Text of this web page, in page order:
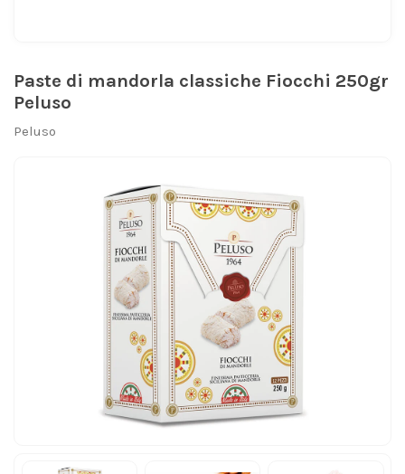
Paste di mandorla classiche Fiocchi 250gr
Peluso
Peluso